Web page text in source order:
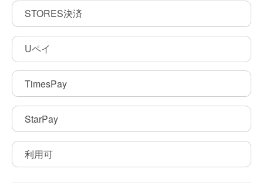
STORES決済
Uペイ
TimesPay
StarPay
利用可